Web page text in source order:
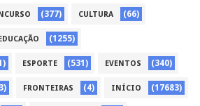
(377) CULTURA (66)
(1255)
ESPORTE (531) EVENTOS (340)
FRONTEIRAS (4) INÍCIO (17683)